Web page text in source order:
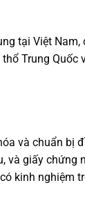
tại Việt
Trung Quốc
và chuẩn bị
giấy chứng
kinh nghiệm